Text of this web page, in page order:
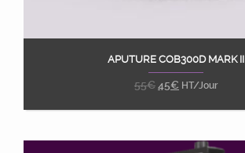
Ajouter au panier
APUTURE COB300D MARK II
55€45€ HT/Jour